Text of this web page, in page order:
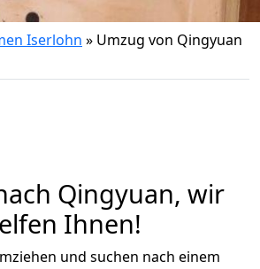
Iserlohn » Umzug von Qingyuan
Qingyuan, wir
Ihnen!
und suchen nach einem